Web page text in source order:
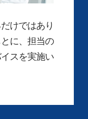
けではあり
に、担当の
スを実施い